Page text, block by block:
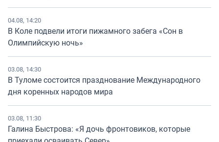
04.08, 14:20
В Коле подвели итоги пижамного забега «Сон в
Олимпийскую ночь»
03.08, 14:30
В Туломе состоится празднование Международного
дня коренных народов мира
03.08, 11:30
Галина Быстрова: «Я дочь фронтовиков, которые